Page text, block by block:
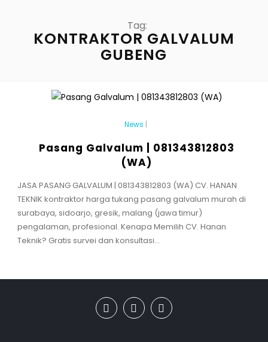
Tag:
KONTRAKTOR GALVALUM
GUBENG
News |
Pasang Galvalum | 081343812803
(WA)
JASA PASANG GALVALUM | 081343812803 (WA) CV. HANAN
TEKNIK kontraktor harga tukang pasang galvalum murah di
surabaya, sidoarjo, gresik, malang (jawa timur)
pengalaman, profesional. Kenapa Memilih CV. Hanan
Teknik? Gratis survei dan konsultasi...